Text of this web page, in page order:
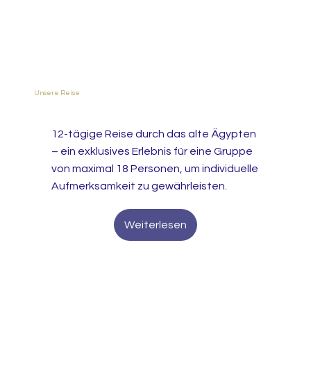
Unsere Reise
12-tägige Reise durch das alte Ägypten
– ein exklusives Erlebnis für eine Gruppe
von maximal 18 Personen, um individuelle
Aufmerksamkeit zu gewährleisten.
Weiterlesen